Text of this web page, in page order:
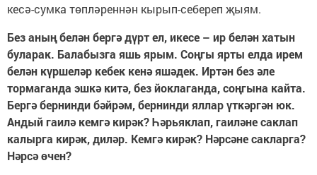
кесә-сумка төпләреннән кырып-себереп җыям.
Без аның белән бергә дүрт ел, икесе – ир белән хатын
буларак. Балабызга яшь ярым. Соңгы ярты елда ирем
белән күршеләр кебек кенә яшәдек. Иртән без әле
тормаганда эшкә китә, без йоклаганда, соңгына кайта.
Бергә бернинди бәйрәм, бернинди яллар үткәргән юк.
Андый гаилә кемгә кирәк? Һәрьяклап, гаиләне саклап
калырга кирәк, диләр. Кемгә кирәк? Нәрсәне сакларга?
Нәрсә өчен?